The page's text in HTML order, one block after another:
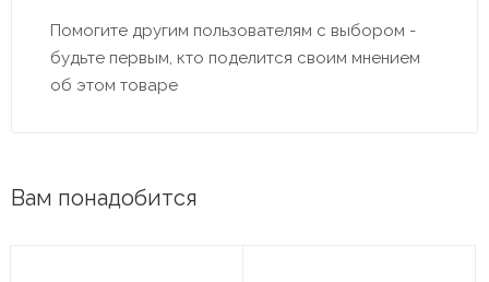
Помогите другим пользователям с выбором -
будьте первым, кто поделится своим мнением
об этом товаре
Вам понадобится